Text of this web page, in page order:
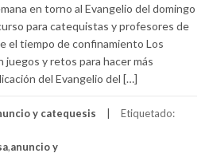
en torno al Evangelio del domingo
para catequistas y profesores de
el tiempo de confinamiento Los
juegos y retos para hacer más
del Evangelio del […]
y catequesis Etiquetado:
,anuncio y